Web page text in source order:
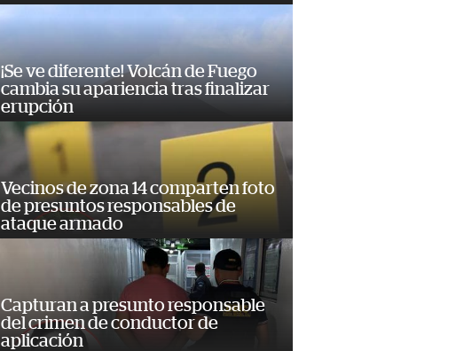
¡Se ve diferente! Volcán de Fuego
cambia su apariencia tras finalizar
erupción
Vecinos de zona 14 comparten foto
de presuntos responsables de
ataque armado
Capturan a presunto responsable
del crimen de conductor de
aplicación